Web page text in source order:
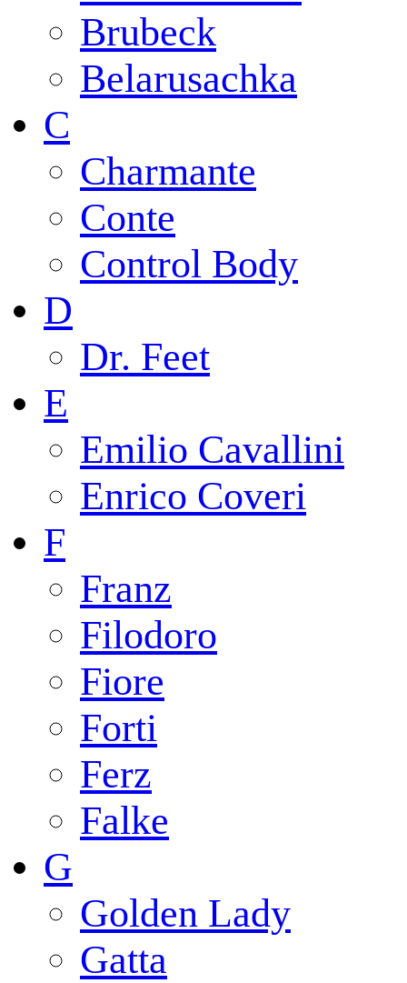
Brubeck
Belarusachka
C
Charmante
Conte
Control Body
D
Dr. Feet
E
Emilio Cavallini
Enrico Coveri
F
Franz
Filodoro
Fiore
Forti
Ferz
Falke
G
Golden Lady
Gatta